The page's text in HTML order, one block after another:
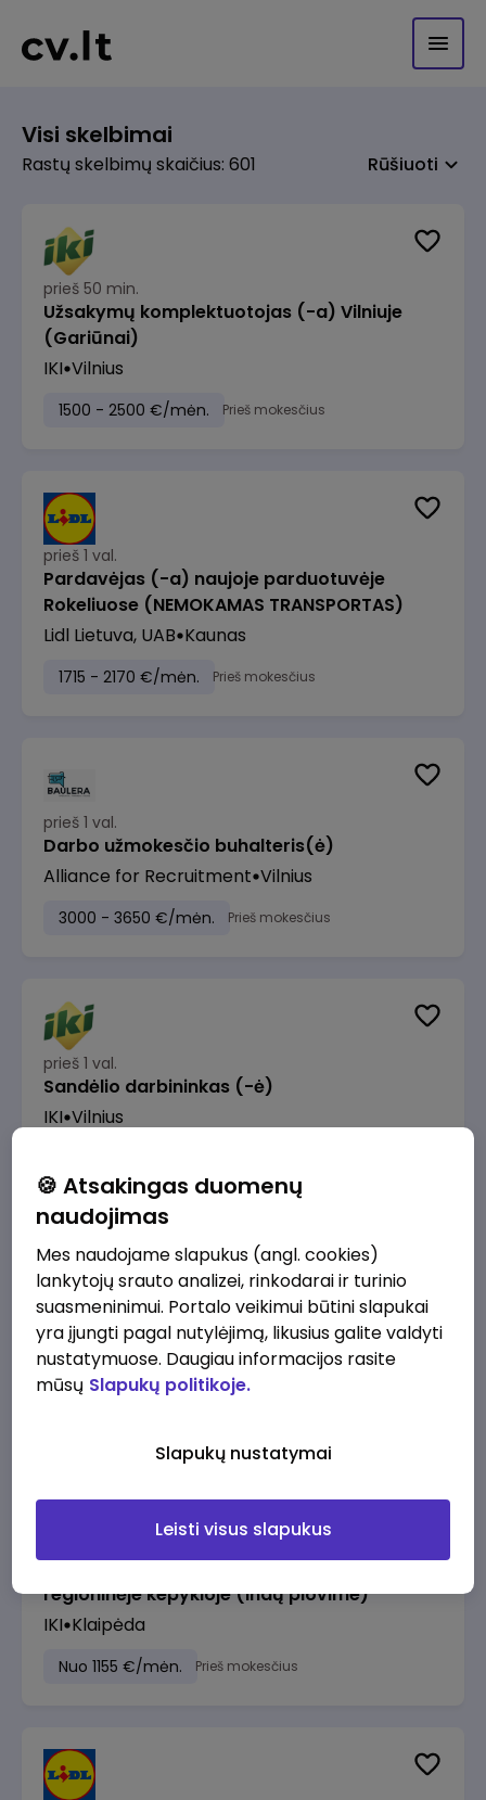
Visi skelbimai
Rastų skelbimų skaičius: 601 Rūšiuoti
prieš 50 min.
Užsakymų komplektuotojas (-a) Vilniuje
(Gariūnai)
IKI Vilnius
1500 - 2500 €/mėn. Prieš mokesčius
prieš 1 val.
Pardavėjas (-a) naujoje parduotuvėje
Rokeliuose (NEMOKAMAS TRANSPORTAS)
Lidl Lietuva, UAB Kaunas
1715 - 2170 €/mėn. Prieš mokesčius
prieš 1 val.
Darbo užmokesčio buhalteris(ė)
Alliance for Recruitment Vilnius
3000 - 3650 €/mėn. Prieš mokesčius
prieš 1 val.
Sandėlio darbininkas (-ė)
IKI Vilnius
prieš 1 val.
Prekybos procesų specialistas (-ė)
IKI Vilnius
2200 - 2500 €/mėn. Prieš mokesčius
Pagalbinis darbuotojas (-a) Klaipėdos
regioninėje kepykloje (indų plovime)
IKI Klaipėda
Nuo 1155 €/mėn. Prieš mokesčius
🍪 Atsakingas duomenų
naudojimas
Mes naudojame slapukus (angl. cookies)
lankytojų srauto analizei, rinkodarai ir turinio
suasmeninimui. Portalo veikimui būtini slapukai
yra įjungti pagal nutylėjimą, likusius galite valdyti
nustatymuose. Daugiau informacijos rasite
mūsų Slapukų politikoje.
Slapukų nustatymai
Leisti visus slapukus